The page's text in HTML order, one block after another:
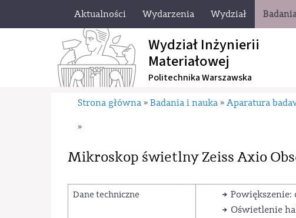
Aktualności Wydarzenia Wydział
Wydział Inżynierii
Materiałowej
Politechnika Warszawska
Strona główna » Badania i nauka » Aparatura
»
Mikroskop świetlny Zeiss Axio
Dane techniczne
Powiększenie:
Oświetlenie